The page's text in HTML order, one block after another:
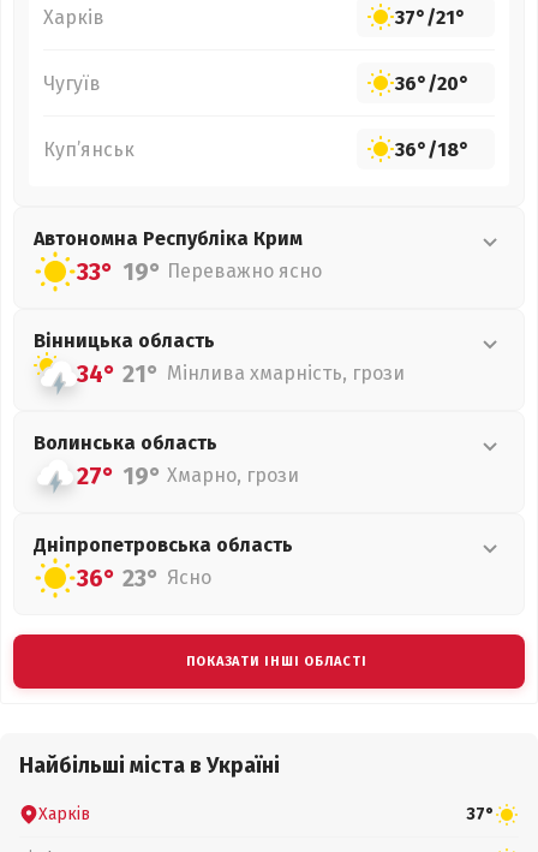
Харків 37°/21°
Чугуїв 36°/20°
Куп’янськ 36°/18°
Автономна Республіка Крим
33° 19° Переважно ясно
Вінницька область
34° 21° Мінлива хмарність, грози
Волинська область
27° 19° Хмарно, грози
Дніпропетровська область
36° 23° Ясно
ПОКАЗАТИ ІНШІ ОБЛАСТІ
Найбільші міста в Україні
Харків 37°